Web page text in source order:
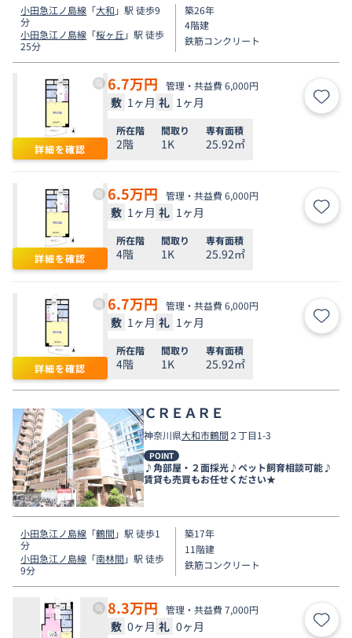
小田急江ノ島線 「大和 」駅 徒歩9
分
小田急江ノ島線 「桜ヶ丘 」駅 徒歩
25分
築26年
4階建
鉄筋コンクリート
詳細を確認
6.7万円 管理・共益費 6,000円
敷 1ヶ月 礼 1ヶ月 お気
所在階
2階
間取り
1K
専有面積
25.92㎡
詳細を確認
6.5万円 管理・共益費 6,000円
敷 1ヶ月 礼 1ヶ月 お気
所在階
4階
間取り
1K
専有面積
25.92㎡
詳細を確認
6.7万円 管理・共益費 6,000円
敷 1ヶ月 礼 1ヶ月 お気
所在階
4階
間取り
1K
専有面積
25.92㎡
ＣＲＥＡＲＥ
神奈川県大和市鶴間 ２丁目1-3
POINT
♪角部屋・２面採光♪ペット飼育相談可能♪
賃貸も売買もお任せください★
小田急江ノ島線 「鶴間 」駅 徒歩1
分
小田急江ノ島線 「南林間 」駅 徒歩
9分
築17年
11階建
鉄筋コンクリート
8.3万円 管理・共益費 7,000円
敷 0ヶ月 礼 0ヶ月 お気